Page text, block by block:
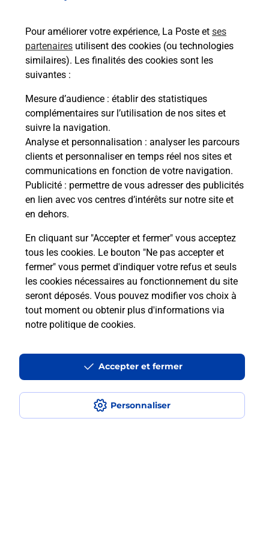
Pour améliorer votre expérience, La Poste et ses
partenaires utilisent des cookies (ou technologies
similaires). Les finalités des cookies sont les
suivantes :
Mesure d’audience : établir des statistiques
complémentaires sur l’utilisation de nos sites et
suivre la navigation.
Analyse et personnalisation : analyser les parcours
clients et personnaliser en temps réel nos sites et
communications en fonction de votre navigation.
Publicité : permettre de vous adresser des publicités
en lien avec vos centres d’intérêts sur notre site et
en dehors.
En cliquant sur "Accepter et fermer" vous acceptez
tous les cookies. Le bouton "Ne pas accepter et
fermer" vous permet d'indiquer votre refus et seuls
les cookies nécessaires au fonctionnement du site
seront déposés. Vous pouvez modifier vos choix à
tout moment ou obtenir plus d'informations via
notre politique de cookies.
Personnaliser
Accepter et fermer
Acheter un iPhone neuf ou reconditionné
Vous recherchez un smartphone pas cher proche
de chez vous ? Découvrez notre offre de
téléphones iPhone Apple dans vos bureaux de
Poste à GENAY (69730) !
En savoir plus
Questions fréquemment posées
Comment retourner un colis acheté
en ligne depuis votre boîte aux lettres
Comment envoyer un colis ou faire un
retour chez un e-commerçant sans se
déplacer ?